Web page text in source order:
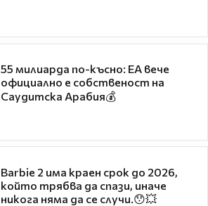
55 милиарда по-късно: EA вече
официално е собственост на
Саудитска Арабия💰
Barbie 2 има краен срок до 2026,
който трябва да спази, иначе
никога няма да се случи.😯💥